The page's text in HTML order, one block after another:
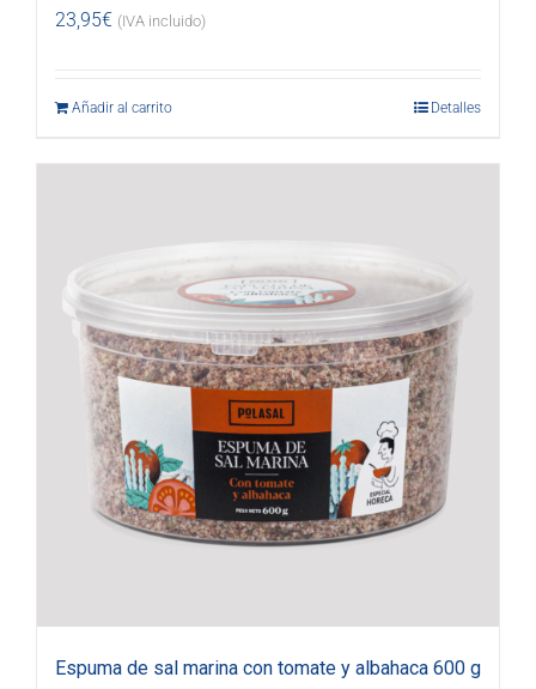
23,95€ (IVA incluido)
Añadir al carrito Detalles
Espuma de sal marina con tomate y albahaca 600 g